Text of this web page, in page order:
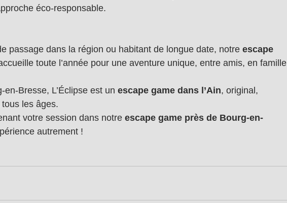
éco-responsable.
passage dans la région ou habitant de longue date, notre escape
toute l’année pour une aventure unique, entre amis, en famille
Bresse, L’Éclipse est un escape game dans l’Ain, original,
les âges.
votre session dans notre escape game près de Bourg-en-
autrement !